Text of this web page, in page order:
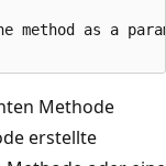
as a
Methode
erstellte